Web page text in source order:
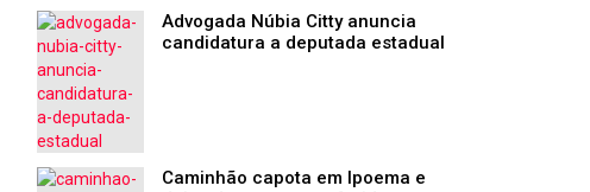
Advogada Núbia Citty anuncia
candidatura a deputada estadual
Caminhão capota em Ipoema e